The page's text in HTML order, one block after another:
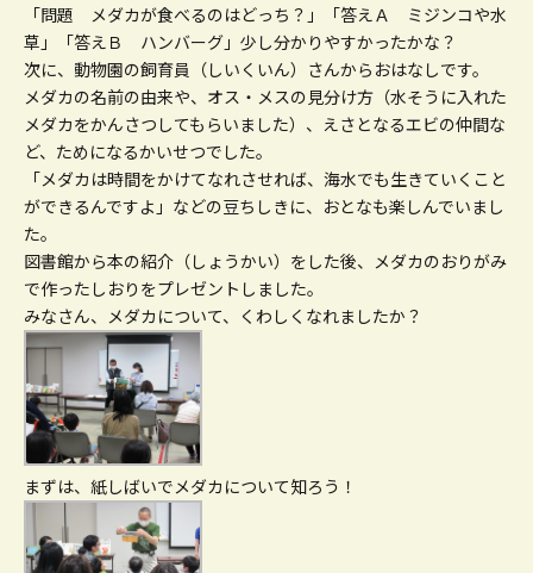
「問題 メダカが食べるのはどっち？」「答えＡ ミジンコや水
草」「答えＢ ハンバーグ」少し分かりやすかったかな？
次に、動物園の飼育員（しいくいん）さんからおはなしです。
メダカの名前の由来や、オス・メスの見分け方（水そうに入れた
メダカをかんさつしてもらいました）、えさとなるエビの仲間な
ど、ためになるかいせつでした。
「メダカは時間をかけてなれさせれば、海水でも生きていくこと
ができるんですよ」などの豆ちしきに、おとなも楽しんでいまし
た。
図書館から本の紹介（しょうかい）をした後、メダカのおりがみ
で作ったしおりをプレゼントしました。
みなさん、メダカについて、くわしくなれましたか？
まずは、紙しばいでメダカについて知ろう！